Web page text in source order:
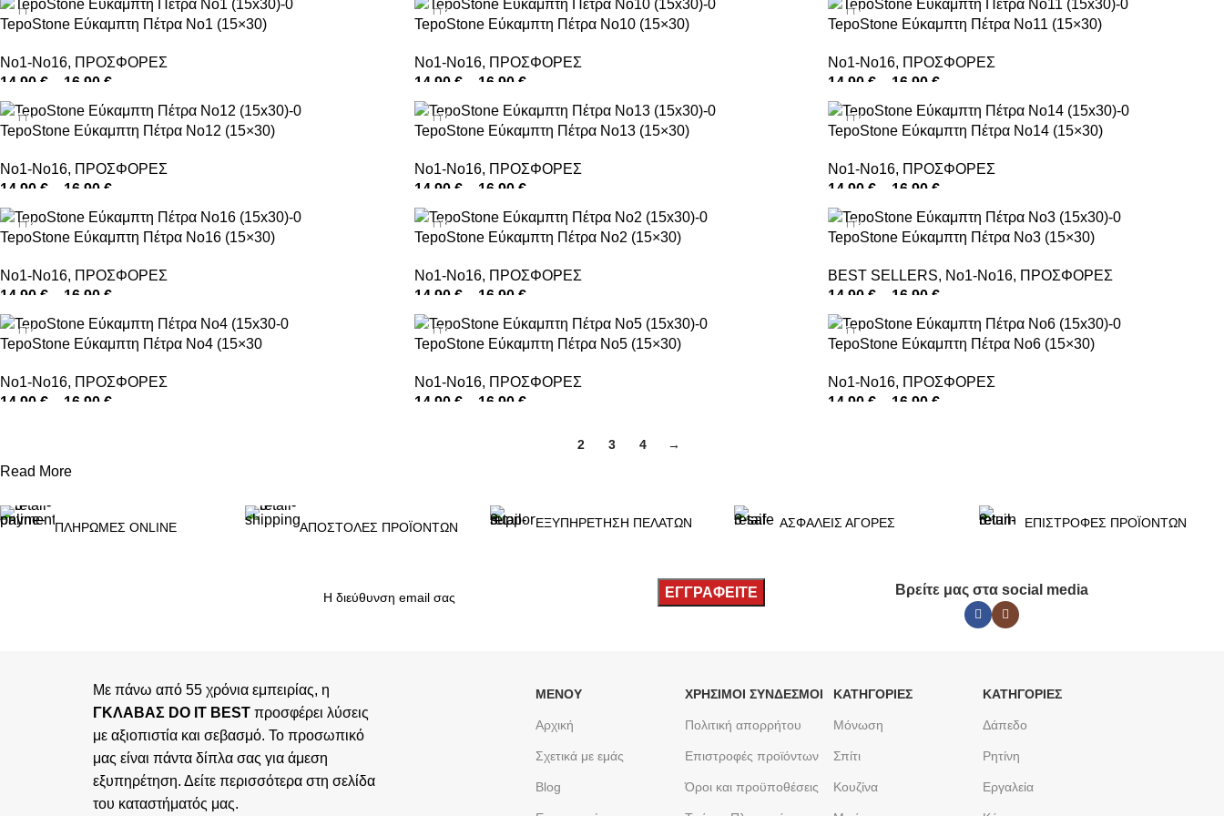
TepoStone Εύκαμπτη Πέτρα No1 (15×30)
No1-No16, ΠΡΟΣΦΟΡΕΣ
14,90 € 16,90 €
ΕΠΙΛΟΓΉ
-12%
TepoStone Εύκαμπτη Πέτρα No10 (15×30)
No1-No16, ΠΡΟΣΦΟΡΕΣ
14,90 € 16,90 €
ΕΠΙΛΟΓΉ
-12%
TepoStone Εύκαμπτη Πέτρα No11 (15×30)
No1-No16, ΠΡΟΣΦΟΡΕΣ
14,90€ 16,90€
ΕΠΙΛΟΓΉ
-1%
TepoStone Εύκαμπτη Πέτρα No12 (15×30)
No1-No16, ΠΡΟΣΦΟΡΕΣ
14,90 € 16,90 €
ΕΠΙΛΟΓΉ
-12%
TepoStone Εύκαμπτη Πέτρα No13 (15×30)
No1-No16, ΠΡΟΣΦΟΡΕΣ
14,90 € 16,90 €
ΕΠΙΛΟΓΉ
-12%
TepoStone Εύκαμπτη Πέτρα No14 (15×30)
No1-No16, ΠΡΟΣΦΟΡΕΣ
14,90€ 16,90€
ΕΠΙΛΟΓΉ
-12%
TepoStone Εύκαμπτη Πέτρα No16 (15×30)
No1-No16, ΠΡΟΣΦΟΡΕΣ
14,90 € 16,90 €
ΕΠΙΛΟΓΉ
-12%
TepoStone Εύκαμπτη Πέτρα No2 (15×30)
No1-No16, ΠΡΟΣΦΟΡΕΣ
14,90 € 16,90 €
ΕΠΙΛΟΓΉ
-12%
TepoStone Εύκαμπτη Πέτρα No3 (15×30)
BEST SELLERS, No1-No16, ΠΡΟΣΦΟΡΕΣ
14,90€ 16,90€
ΕΠΙΛΟΓΉ
-12%
TepoStone Εύκαμπτη Πέτρα No4 (15×30
No1-No16, ΠΡΟΣΦΟΡΕΣ
14,90 € 16,90 €
-12%
TepoStone Εύκαμπτη Πέτρα No5 (15×30)
No1-No16, ΠΡΟΣΦΟΡΕΣ
14,90 € 16,90 €
-1%
TepoStone Εύκαμπτη Πέτρα No6 (15×30)
No1-No16, ΠΡΟΣΦΟΡΕΣ
14,90€ 16,90€
2 3 4 →
Read More
ΠΛΗΡΩΜΕΣ ONLINE ΑΠΟΣΤΟΛΕΣ ΠΡΟΪΟΝΤΩΝ ΕΞΥΠΗΡΕΤΗΣΗ ΠΕΛΑΤΩΝ ΑΣΦΑΛΕΙΣ ΑΓΟΡΕΣ ΕΠΙΣΤΡΟΦΕΣ ΠΡΟΪΟΝΤΩΝ
Βρείτε μας στα social media
Με πάνω από 55 χρόνια εμπειρίας, η
ΓΚΛΑΒΑΣ DO IT BESTπροσφέρει λύσεις
με αξιοπιστία και σεβασμό. Το προσωπικό
μας είναι πάντα δίπλα σας για άμεση
εξυπηρέτηση. Δείτε περισσότερα στη σελίδα
του καταστήματός μας.
ΜΕΝΟΥ
Αρχική
Σχετικά με εμάς
Blog
ΧΡΉΣΙΜΟΙ ΣΎΝΔΕΣΜΟΙ
Πολιτική απορρήτου
Επιστροφές προϊόντων
Όροι και προϋποθέσεις
ΚΑΤΗΓΟΡΙΕΣ
Μόνωση
Σπίτι
Κουζίνα
ΚΑΤΗΓΟΡΙΕΣ
Δάπεδο
Ρητίνη
Εργαλεία